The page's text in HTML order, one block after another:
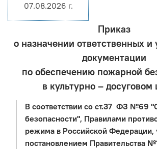
07.08.2026 г.
Приказ
о назначении ответственных и
документации
по обеспечению пожарной
в культурно – досуговом
В соответствии со ст.37 ФЗ №69
безопасности", Правилами
режима в Российской
постановлением Правительства